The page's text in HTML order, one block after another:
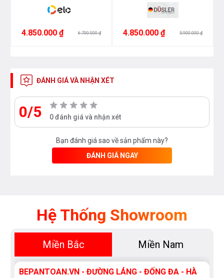
như các sản phẩm thiết bị nhà bếp và thiết bị phòng
theohotline 0976665669 - 0912331335để có giá tốt
hàng của chúng tôi!
4.850.000 ₫ 6.700.000 ₫ 4.850.000 ₫ 5.900.000 ₫
ĐÁNH GIÁ VÀ NHẬN XÉT
0/5 0 đánh giá và nhận xét
Bạn đánh giá sao về sản phẩm này?
ĐÁNH GIÁ NGAY
Hệ Thống Showroom
Miền Bắc Miền Nam
BEPANTOAN.VN - ĐƯỜNG LÁNG - ĐỐNG ĐA - HÀ